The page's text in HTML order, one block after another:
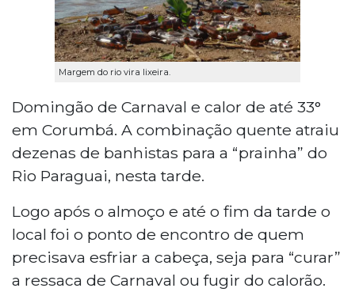
Margem do rio vira lixeira.
Domingão de Carnaval e calor de até 33°
em Corumbá. A combinação quente atraiu
dezenas de banhistas para a “prainha” do
Rio Paraguai, nesta tarde.
Logo após o almoço e até o fim da tarde o
local foi o ponto de encontro de quem
precisava esfriar a cabeça, seja para “curar”
a ressaca de Carnaval ou fugir do calorão.